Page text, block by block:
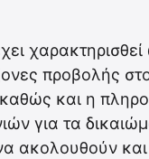
προβολής
καθώς και η
για τα
ακολουθούν